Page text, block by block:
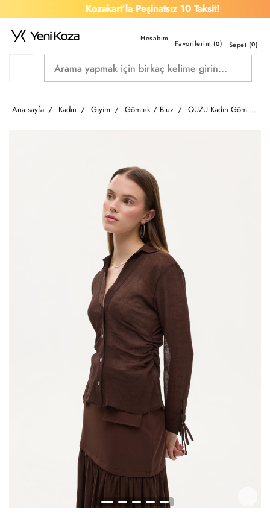
Kozakart’la Peşinatsız 10 Taksit!
Favorilerim (0) Sepet (0)
Ana sayfa Kadın Giyim Gömlek / Bluz QUZU Kadın Gömlek